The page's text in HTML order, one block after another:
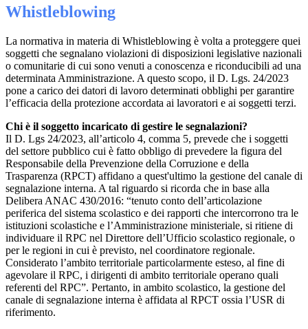
Whistleblowing
La normativa in materia di Whistleblowing è volta a proteggere quei
soggetti che segnalano violazioni di disposizioni legislative nazionali
o comunitarie di cui sono venuti a conoscenza e riconducibili ad una
determinata Amministrazione. A questo scopo, il D. Lgs. 24/2023
pone a carico dei datori di lavoro determinati obblighi per garantire
l’efficacia della protezione accordata ai lavoratori e ai soggetti terzi.
Chi è il soggetto incaricato di gestire le segnalazioni?
Il D. Lgs 24/2023, all’articolo 4, comma 5, prevede che i soggetti
del settore pubblico cui è fatto obbligo di prevedere la figura del
Responsabile della Prevenzione della Corruzione e della
Trasparenza (RPCT) affidano a quest'ultimo la gestione del canale di
segnalazione interna. A tal riguardo si ricorda che in base alla
Delibera ANAC 430/2016: “tenuto conto dell’articolazione
periferica del sistema scolastico e dei rapporti che intercorrono tra le
istituzioni scolastiche e l’Amministrazione ministeriale, si ritiene di
individuare il RPC nel Direttore dell’Ufficio scolastico regionale, o
per le regioni in cui è previsto, nel coordinatore regionale.
Considerato l’ambito territoriale particolarmente esteso, al fine di
agevolare il RPC, i dirigenti di ambito territoriale operano quali
referenti del RPC”. Pertanto, in ambito scolastico, la gestione del
canale di segnalazione interna è affidata al RPCT ossia l’USR di
riferimento.